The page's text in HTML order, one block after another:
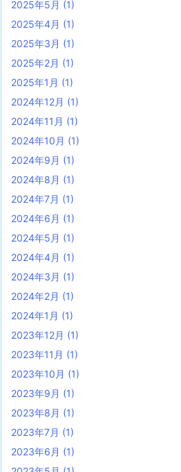
2025年5月 (1)
2025年4月 (1)
2025年3月 (1)
2025年2月 (1)
2025年1月 (1)
2024年12月 (1)
2024年11月 (1)
2024年10月 (1)
2024年9月 (1)
2024年8月 (1)
2024年7月 (1)
2024年6月 (1)
2024年5月 (1)
2024年4月 (1)
2024年3月 (1)
2024年2月 (1)
2024年1月 (1)
2023年12月 (1)
2023年11月 (1)
2023年10月 (1)
2023年9月 (1)
2023年8月 (1)
2023年7月 (1)
2023年6月 (1)